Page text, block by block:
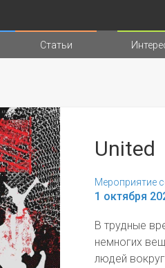
страниц
Статьи
United
Мероприятие
1 октября
В трудные
немногих
людей